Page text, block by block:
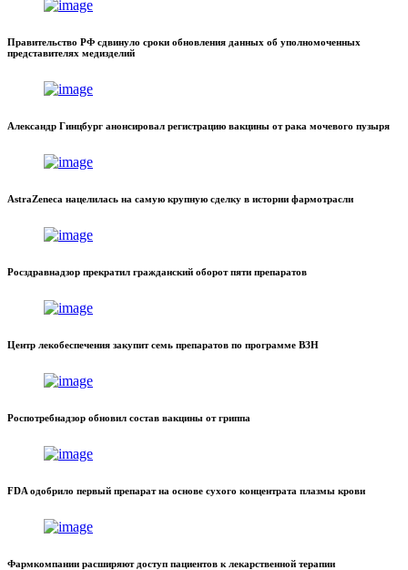
Правительство РФ сдвинуло сроки обновления данных об уполномоченных
представителях медизделий
Александр Гинцбург анонсировал регистрацию вакцины от рака мочевого пузыря
AstraZeneca нацелилась на самую крупную сделку в истории фармотрасли
Росздравнадзор прекратил гражданский оборот пяти препаратов
Центр лекобеспечения закупит семь препаратов по программе ВЗН
Роспотребнадзор обновил состав вакцины от гриппа
FDA одобрило первый препарат на основе сухого концентрата плазмы крови
Фармкомпании расширяют доступ пациентов к лекарственной терапии